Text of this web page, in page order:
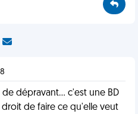
dépravant... c'est une BD
droit de faire ce qu'elle veut